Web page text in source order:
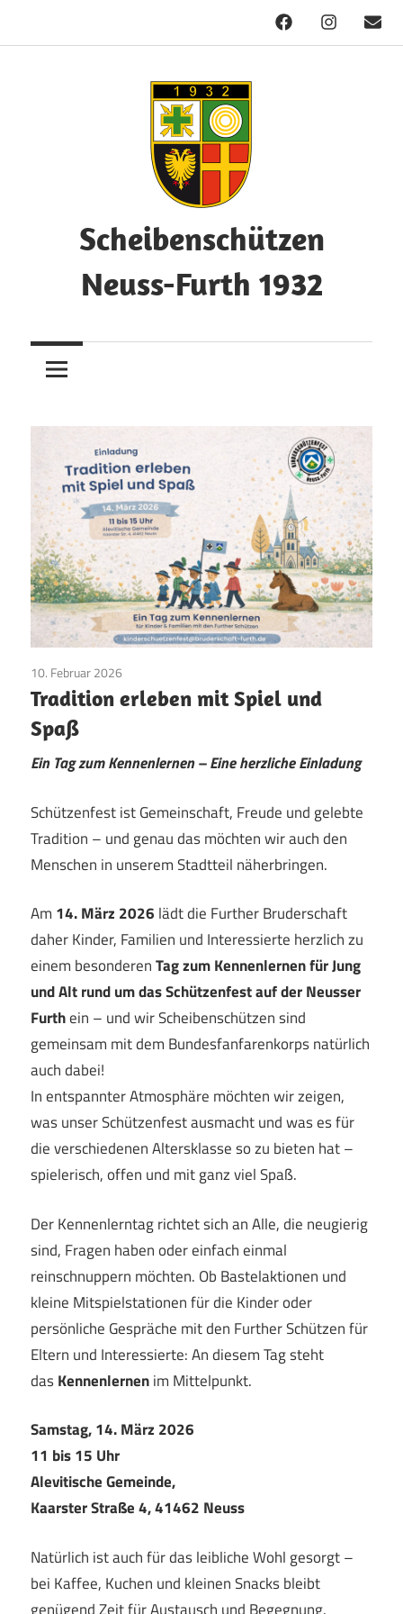
FacebookInstagram
Mail
Scheibenschützen
Neuss-Furth 1932
Willkommen!
10. Februar 2026
Tradition erleben mit Spiel und
Spaß
Ein Tag zum Kennenlernen – Eine herzliche Einladung
Schützenfest ist Gemeinschaft, Freude und gelebte
Tradition – und genau das möchten wir auch den
Menschen in unserem Stadtteil näherbringen.
Am 14. März 2026 lädt die Further Bruderschaft
daher Kinder, Familien und Interessierte herzlich zu
einem besonderenTag zum Kennenlernen für Jung
und Alt rund um das Schützenfest auf der Neusser
Furthein – und wir Scheibenschützen sind
gemeinsam mit dem Bundesfanfarenkorps natürlich
auch dabei!
In entspannter Atmosphäre möchten wir zeigen,
was unser Schützenfest ausmacht und was es für
die verschiedenen Altersklasse so zu bieten hat –
spielerisch, offen und mit ganz viel Spaß.
Der Kennenlerntag richtet sich an Alle, die neugierig
sind, Fragen haben oder einfach einmal
reinschnuppern möchten. Ob Bastelaktionen und
kleine Mitspielstationen für die Kinder oder
persönliche Gespräche mit den Further Schützen für
Eltern und Interessierte: An diesem Tag steht
dasKennenlernenim Mittelpunkt.
Samstag, 14. März 2026
11 bis 15 Uhr
Alevitische Gemeinde,
Kaarster Straße 4, 41462 Neuss
Natürlich ist auch für das leibliche Wohl gesorgt –
bei Kaffee, Kuchen und kleinen Snacks bleibt